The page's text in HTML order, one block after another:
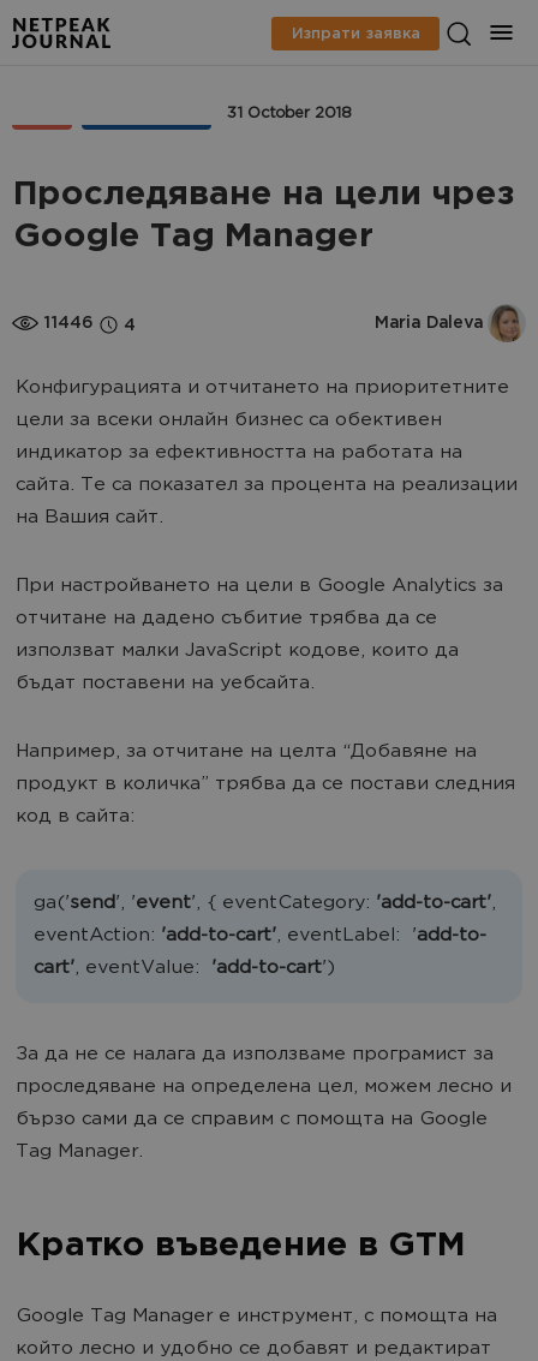
Изпрати заявка
31 October 2018
Проследяване на цели чрез
Google Tag Manager
11446 4 Maria Daleva
Конфигурацията и отчитането на приоритетните
цели за всеки онлайн бизнес са обективен
индикатор за ефективността на работата на
сайта. Те са показател за процента на реализации
на Вашия сайт.
При настройването на цели в Google Analytics за
отчитане на дадено събитие трябва да се
използват малки JavaScript кодове, които да
бъдат поставени на уебсайта.
Например, за отчитане на целта “Добавяне на
продукт в количка” трябва да се постави следния
код в сайта:
ga('send', 'event', { eventCategory: 'add-to-cart',
eventAction: 'add-to-cart', eventLabel: 'add-to-
cart', eventValue: 'add-to-cart')
За да не се налага да използваме програмист за
проследяване на определена цел, можем лесно и
бързо сами да се справим с помощта на Google
Tag Manager.
Кратко въведение в GTM
Google Tag Manager е инструмент, с помощта на
който лесно и удобно се добавят и редактират